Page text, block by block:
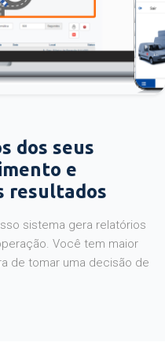
dos seus
e
resultados
sistema gera relatórios
Você tem maior
de tomar uma decisão de